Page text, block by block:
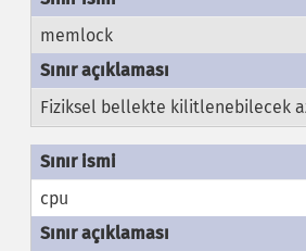
memlock
Fiziksel bellekte kilitlenebilecek
cpu